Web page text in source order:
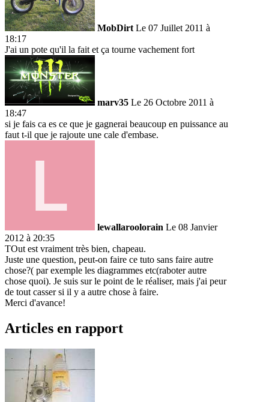
MobDirt Le 07 Juillet 2011 à
18:17
J'ai un pote qu'il la fait et ça tourne vachement fort
marv35 Le 26 Octobre 2011 à
18:47
si je fais ca es ce que je gagnerai beaucoup en puissance au
faut t-il que je rajoute une cale d'embase.
lewallaroolorain Le 08 Janvier
2012 à 20:35
TOut est vraiment très bien, chapeau.
Juste une question, peut-on faire ce tuto sans faire autre
chose?( par exemple les diagrammes etc(raboter autre
chose quoi). Je suis sur le point de le réaliser, mais j'ai peur
de tout casser si il y a autre chose à faire.
Merci d'avance!
Articles en rapport